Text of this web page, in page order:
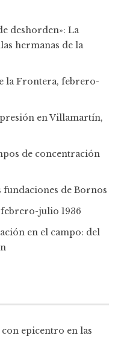
deshorden»: La
hermanas de la
la Frontera, febrero-
en Villamartín,
de concentración
fundaciones de Bornos
julio 1936
en el campo: del
epicentro en las